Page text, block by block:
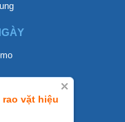
vặt hiệu